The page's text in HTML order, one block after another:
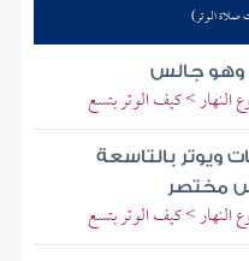
الوتر)
وهو جالس
النهار > كيف الوتر بتسع
ويوتر بالتاسعة
مختصر
النهار > كيف الوتر بتسع